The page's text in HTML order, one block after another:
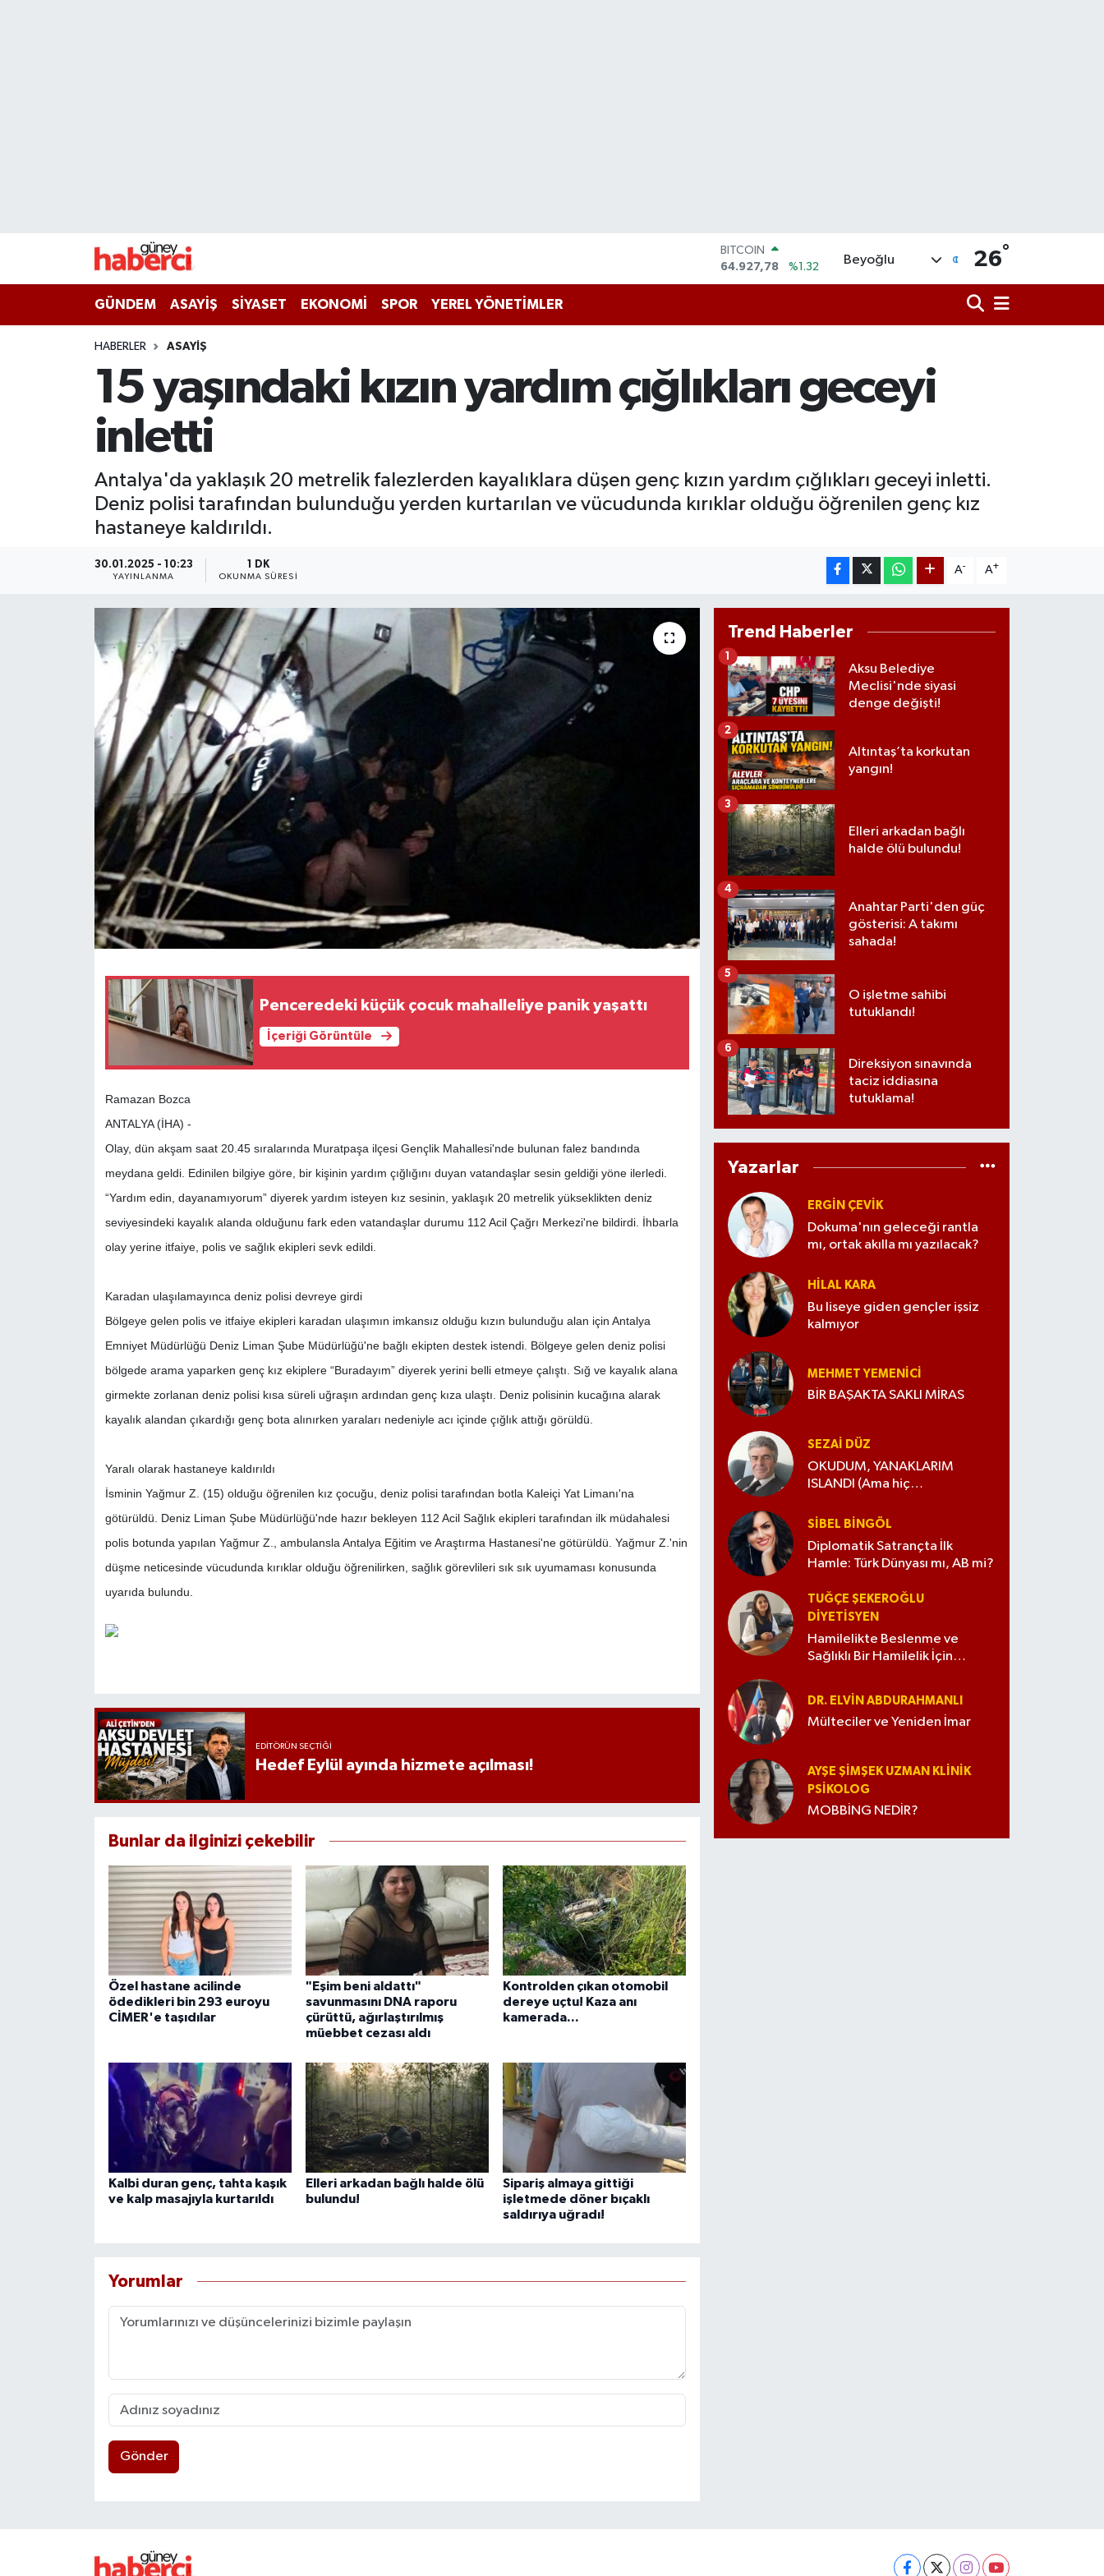
BITCOIN
64.927,78
%1.32
55,0398
%-0.02
GRAM ALTIN
6508.83
%4.44
Beyoğlu 26°
GÜNDEM ASAYİŞ SİYASET EKONOMİ SPOR YEREL YÖNETİMLER
HABERLER ASAYİŞ
15 yaşındaki kızın yardım çığlıkları geceyi
inletti
Antalya'da yaklaşık 20 metrelik falezlerden kayalıklara düşen genç kızın yardım çığlıkları geceyi inletti.
Deniz polisi tarafından bulunduğu yerden kurtarılan ve vücudunda kırıklar olduğu öğrenilen genç kız
hastaneye kaldırıldı.
30.01.2025 - 10:23
YAYINLANMA
1 DK
OKUNMA SÜRESI
A- A+
Penceredeki küçük çocuk mahalleliye panik yaşattı
İçeriği Görüntüle
Ramazan Bozca
ANTALYA (İHA) -
Olay, dün akşam saat 20.45 sıralarında Muratpaşa ilçesi Gençlik Mahallesi'nde bulunan falez bandında
meydana geldi. Edinilen bilgiye göre, bir kişinin yardım çığlığını duyan vatandaşlar sesin geldiği yöne ilerledi.
“Yardım edin, dayanamıyorum” diyerek yardım isteyen kız sesinin, yaklaşık 20 metrelik yükseklikten deniz
seviyesindeki kayalık alanda olduğunu fark eden vatandaşlar durumu 112 Acil Çağrı Merkezi'ne bildirdi. İhbarla
olay yerine itfaiye, polis ve sağlık ekipleri sevk edildi.
Karadan ulaşılamayınca deniz polisi devreye girdi
Bölgeye gelen polis ve itfaiye ekipleri karadan ulaşımın imkansız olduğu kızın bulunduğu alan için Antalya
Emniyet Müdürlüğü Deniz Liman Şube Müdürlüğü'ne bağlı ekipten destek istendi. Bölgeye gelen deniz polisi
bölgede arama yaparken genç kız ekiplere “Buradayım” diyerek yerini belli etmeye çalıştı. Sığ ve kayalık alana
girmekte zorlanan deniz polisi kısa süreli uğraşın ardından genç kıza ulaştı. Deniz polisinin kucağına alarak
kayalık alandan çıkardığı genç bota alınırken yaraları nedeniyle acı içinde çığlık attığı görüldü.
Yaralı olarak hastaneye kaldırıldı
İsminin Yağmur Z. (15) olduğu öğrenilen kız çocuğu, deniz polisi tarafından botla Kaleiçi Yat Limanı'na
götürüldü. Deniz Liman Şube Müdürlüğü'nde hazır bekleyen 112 Acil Sağlık ekipleri tarafından ilk müdahalesi
polis botunda yapılan Yağmur Z., ambulansla Antalya Eğitim ve Araştırma Hastanesi'ne götürüldü. Yağmur Z.'nin
düşme neticesinde vücudunda kırıklar olduğu öğrenilirken, sağlık görevlileri sık sık uyumaması konusunda
uyarıda bulundu.
EDITÖRÜN SEÇTIĞI
Hedef Eylül ayında hizmete açılması!
Bunlar da ilginizi çekebilir
Özel hastane acilinde
ödedikleri bin 293 euroyu
CİMER'e taşıdılar
"Eşim beni aldattı"
savunmasını DNA raporu
çürüttü, ağırlaştırılmış
müebbet cezası aldı
Kontrolden çıkan otomobil
dereye uçtu! Kaza anı
kamerada...
Kalbi duran genç, tahta kaşık
ve kalp masajıyla kurtarıldı
Elleri arkadan bağlı halde ölü
bulundu!
Sipariş almaya gittiği
işletmede döner bıçaklı
saldırıya uğradı!
Yorumlar
Gönder
Trend Haberler
Aksu Belediye
Meclisi'nde siyasi
denge değişti!
1
Altıntaş’ta korkutan
yangın!
2
Elleri arkadan bağlı
halde ölü bulundu!
3
Anahtar Parti'den güç
gösterisi: A takımı
sahada!
4
O işletme sahibi
tutuklandı!
5
Direksiyon sınavında
taciz iddiasına
tutuklama!
6
Yazarlar
ERGIN ÇEVİK
Dokuma'nın geleceği rantla
mı, ortak akılla mı yazılacak?
HILAL KARA
Bu liseye giden gençler işsiz
kalmıyor
MEHMET YEMENICI
BİR BAŞAKTA SAKLI MİRAS
SEZAI DÜZ
OKUDUM, YANAKLARIM
ISLANDI (Ama hiç
SIBEL BINGÖL
Diplomatik Satrançta İlk
Hamle: Türk Dünyası mı, AB mi?
TUĞÇE ŞEKEROĞLU
DIYETISYEN
Hamilelikte Beslenme ve
Sağlıklı Bir Hamilelik İçin
DR. ELVIN ABDURAHMANLI
Mülteciler ve Yeniden İmar
AYŞE ŞIMŞEK UZMAN KLINIK
PSIKOLOG
MOBBİNG NEDİR?
Haber Arşivi